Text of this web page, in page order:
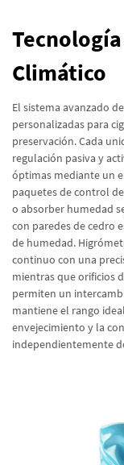
Climático
El sistema avanzado
personalizadas para
preservación. Cada
regulación pasiva y
óptimas mediante un
paquetes de control
o absorber humedad
con paredes de cedro
de humedad.
continuo con una
mientras que orificios
permiten un
mantiene el rango
envejecimiento y la
independientemente